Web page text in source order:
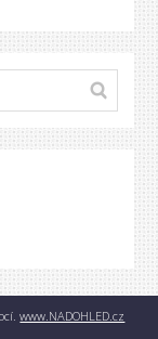
www.NADOHLED.cz